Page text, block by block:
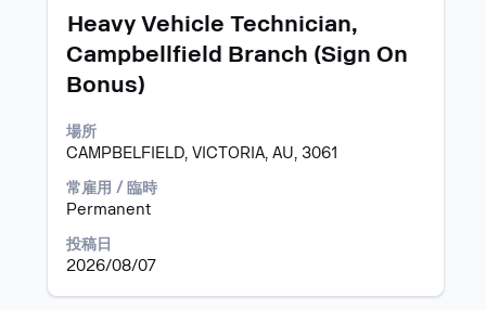
す。
す
る
は、
キ
ー
で
選
し
ま
タ
ト
ル
Heavy Vehicle Technician,
Campbellfield Branch (Sign On
Bonus)
場所
CAMPBELFIELD, VICTORIA, AU, 3061
常雇用 / 臨時
Permanent
投稿日
2026/08/07
求
情
報
全
コ
テ
ン
ツ
を
示